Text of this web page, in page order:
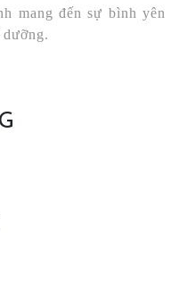
mang đến sự bình yên